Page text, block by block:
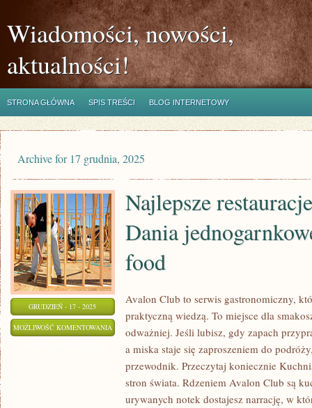
Wiadomości, nowości,
aktualności!
STRONA GŁÓWNA SPIS TREŚCI BLOG INTERNETOWY
Archive for 17 grudnia, 2025
GRUDZIEŃ - 17 - 2025
MOŻLIWOŚĆ KOMENTOWANIA
RESTAURACJE
EUROPIE
Najlepsze
Dania
food
Avalon Club to serwis gastronomiczny,
praktyczną wiedzą. To miejsce dla
odważniej. Jeśli lubisz, gdy zapach
a miska staje się zaproszeniem do
przewodnik. Przeczytaj koniecznie
stron świata. Rdzeniem Avalon Club są
urywanych notek dostajesz narrację, w